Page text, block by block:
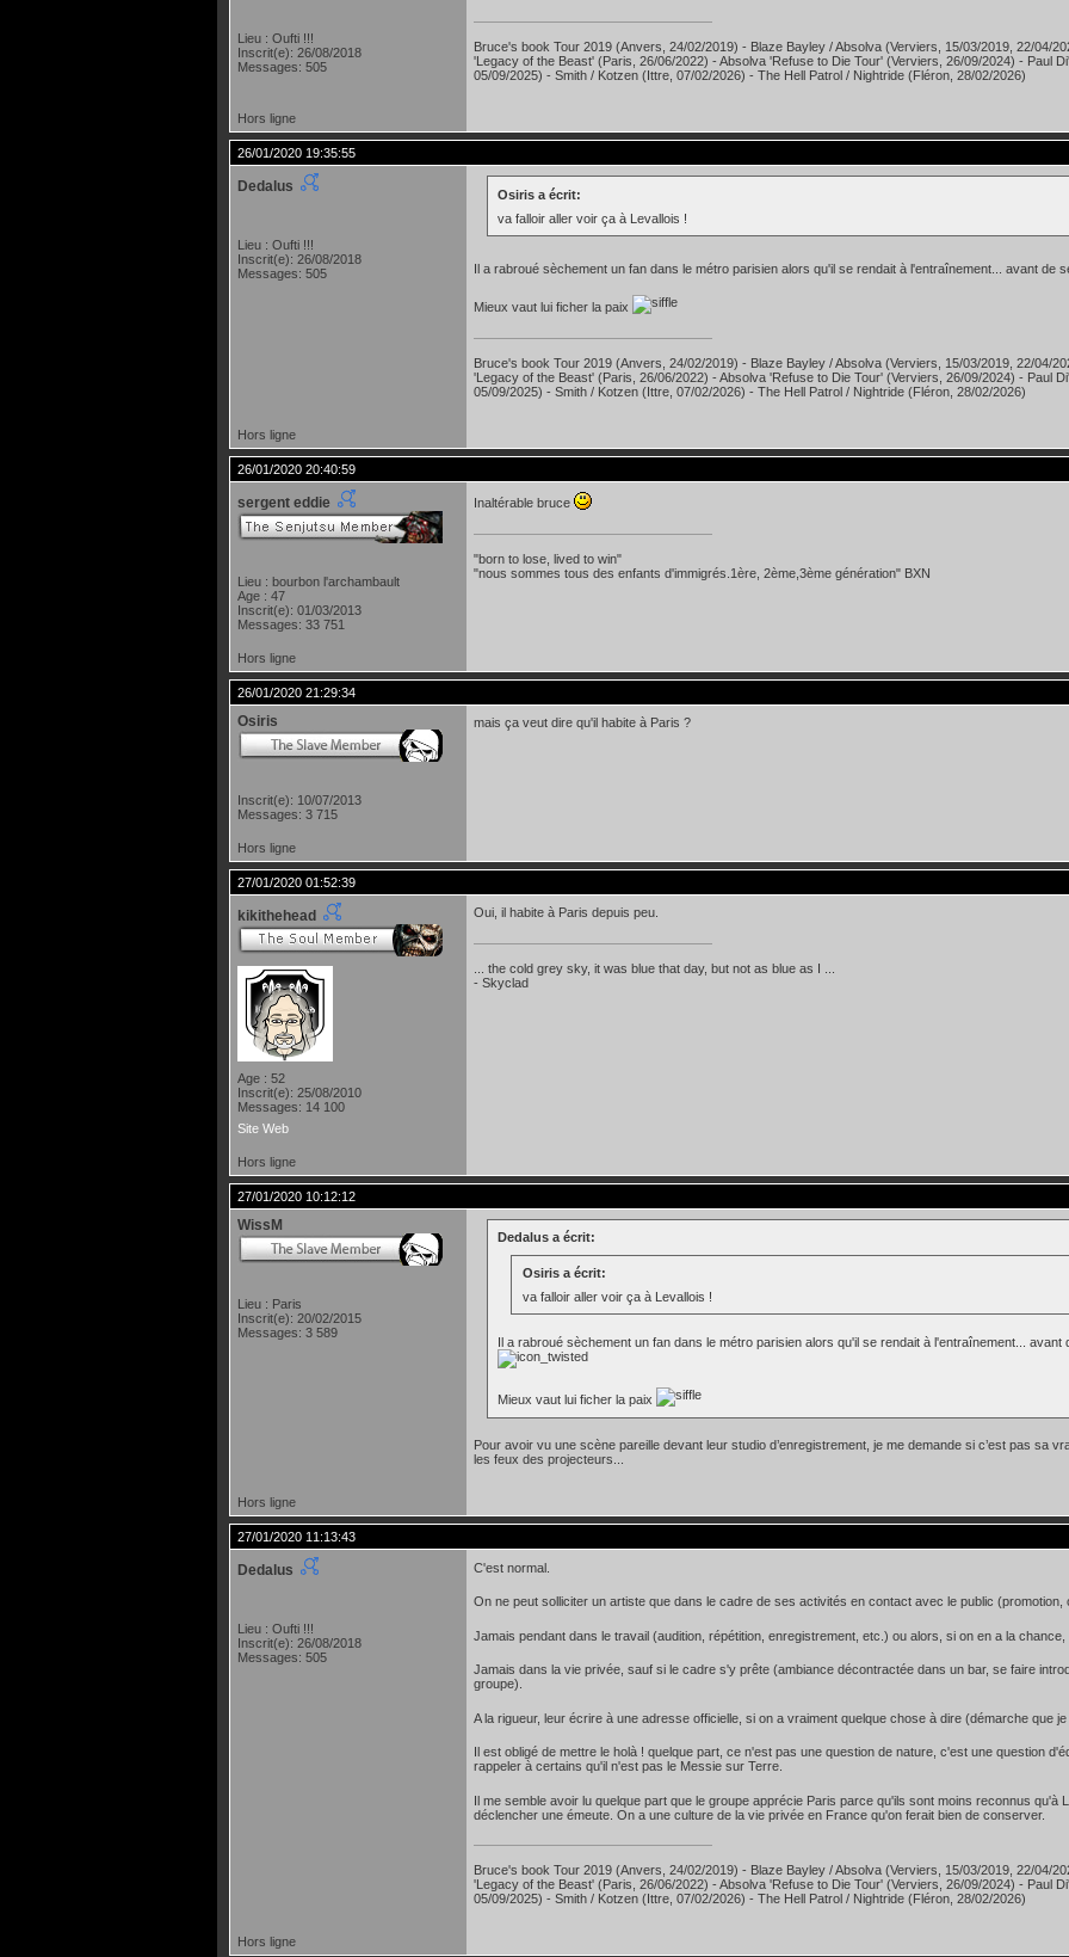
Lieu : Oufti !!!
Inscrit(e): 26/08/2018
Messages: 505
Bruce's book Tour 2019 (Anvers, 24/02/2019) - Blaze Bayley / Absolva (Verviers, 15/03/2019, 22/04/
'Legacy of the Beast' (Paris, 26/06/2022) - Absolva 'Refuse to Die Tour' (Verviers, 26/09/2024) - Paul
05/09/2025) - Smith / Kotzen (Ittre, 07/02/2026) - The Hell Patrol / Nightride (Fléron, 28/02/2026)
Hors ligne
26/01/2020 19:35:55
Dedalus
Lieu : Oufti !!!
Inscrit(e): 26/08/2018
Messages: 505
Osiris a écrit:
va falloir aller voir ça à Levallois !
Il a rabroué sèchement un fan dans le métro parisien alors qu'il se rendait à l'entraînement... avant de
Mieux vaut lui ficher la paix
Bruce's book Tour 2019 (Anvers, 24/02/2019) - Blaze Bayley / Absolva (Verviers, 15/03/2019, 22/04/
'Legacy of the Beast' (Paris, 26/06/2022) - Absolva 'Refuse to Die Tour' (Verviers, 26/09/2024) - Paul
05/09/2025) - Smith / Kotzen (Ittre, 07/02/2026) - The Hell Patrol / Nightride (Fléron, 28/02/2026)
Hors ligne
26/01/2020 20:40:59
sergent eddie
Lieu : bourbon l'archambault
Age : 47
Inscrit(e): 01/03/2013
Messages: 33 751
Inaltérable bruce
"born to lose, lived to win"
"nous sommes tous des enfants d'immigrés.1ère, 2ème,3ème génération" BXN
Hors ligne
26/01/2020 21:29:34
Osiris
Inscrit(e): 10/07/2013
Messages: 3 715
mais ça veut dire qu'il habite à Paris ?
Hors ligne
27/01/2020 01:52:39
kikithehead
Age : 52
Inscrit(e): 25/08/2010
Messages: 14 100
Site Web
Oui, il habite à Paris depuis peu.
... the cold grey sky, it was blue that day, but not as blue as I ...
- Skyclad
Hors ligne
27/01/2020 10:12:12
WissM
Lieu : Paris
Inscrit(e): 20/02/2015
Messages: 3 589
Dedalus a écrit:
Osiris a écrit:
va falloir aller voir ça à Levallois !
Il a rabroué sèchement un fan dans le métro parisien alors qu'il se rendait à l'entraînement...
Mieux vaut lui ficher la paix
Pour avoir vu une scène pareille devant leur studio d’enregistrement, je me demande si c’est pas sa
les feux des projecteurs...
Hors ligne
27/01/2020 11:13:43
Dedalus
Lieu : Oufti !!!
Inscrit(e): 26/08/2018
Messages: 505
C'est normal.
On ne peut solliciter un artiste que dans le cadre de ses activités en contact avec le public
Jamais pendant dans le travail (audition, répétition, enregistrement, etc.) ou alors, si on en a la
Jamais dans la vie privée, sauf si le cadre s'y prête (ambiance décontractée dans un bar, se faire
groupe).
A la rigueur, leur écrire à une adresse officielle, si on a vraiment quelque chose à dire (démarche que
Il est obligé de mettre le holà ! quelque part, ce n'est pas une question de nature, c'est une question
rappeler à certains qu'il n'est pas le Messie sur Terre.
Il me semble avoir lu quelque part que le groupe apprécie Paris parce qu'ils sont moins reconnus qu'à
déclencher une émeute. On a une culture de la vie privée en France qu'on ferait bien de conserver.
Bruce's book Tour 2019 (Anvers, 24/02/2019) - Blaze Bayley / Absolva (Verviers, 15/03/2019, 22/04/
'Legacy of the Beast' (Paris, 26/06/2022) - Absolva 'Refuse to Die Tour' (Verviers, 26/09/2024) - Paul
05/09/2025) - Smith / Kotzen (Ittre, 07/02/2026) - The Hell Patrol / Nightride (Fléron, 28/02/2026)
Hors ligne